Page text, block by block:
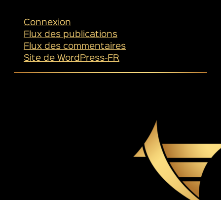
Connexion
Flux des publications
Flux des commentaires
Site de WordPress-FR